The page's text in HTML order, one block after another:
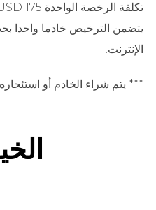
تكلفة الرخصة الواحدة 175 USD / شهر.
الإنترنت.
*** يتم شراء الخادم أو